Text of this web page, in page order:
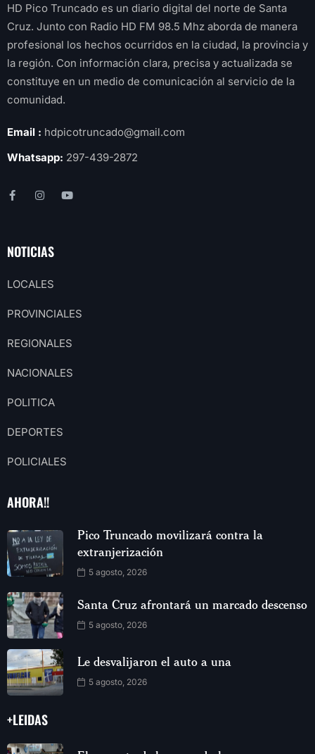
HD Pico Truncado es un diario digital del norte de Santa
Cruz. Junto con Radio HD FM 98.5 Mhz aborda de manera
profesional los hechos ocurridos en la ciudad, la provincia y
la región. Con información clara, precisa y actualizada se
constituye en un medio de comunicación al servicio de la
comunidad.
Email : hdpicotruncado@gmail.com
Whatsapp: 297-439-2872
NOTICIAS
LOCALES
PROVINCIALES
REGIONALES
NACIONALES
POLITICA
DEPORTES
POLICIALES
AHORA!!
Pico Truncado movilizará contra la
extranjerización
5 agosto, 2026
Santa Cruz afrontará un marcado descenso
5 agosto, 2026
Le desvalijaron el auto a una
5 agosto, 2026
+LEIDAS